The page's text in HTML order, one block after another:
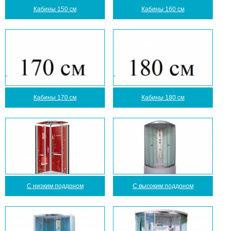
Кабины 150 см Кабины 160 см
Кабины 170 см Кабины 180 см
С низким поддоном С высоким поддоном